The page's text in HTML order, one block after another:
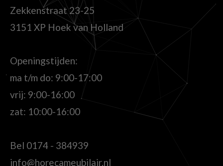
Zekkenstraat 23-25
3151 XP Hoek van Holland
Openingstijden:
ma t/m do: 9:00-17:00
vrij: 9:00-16:00
zat: 10:00-16:00
Bel 0174 - 384939
info@horecameubilair.nl